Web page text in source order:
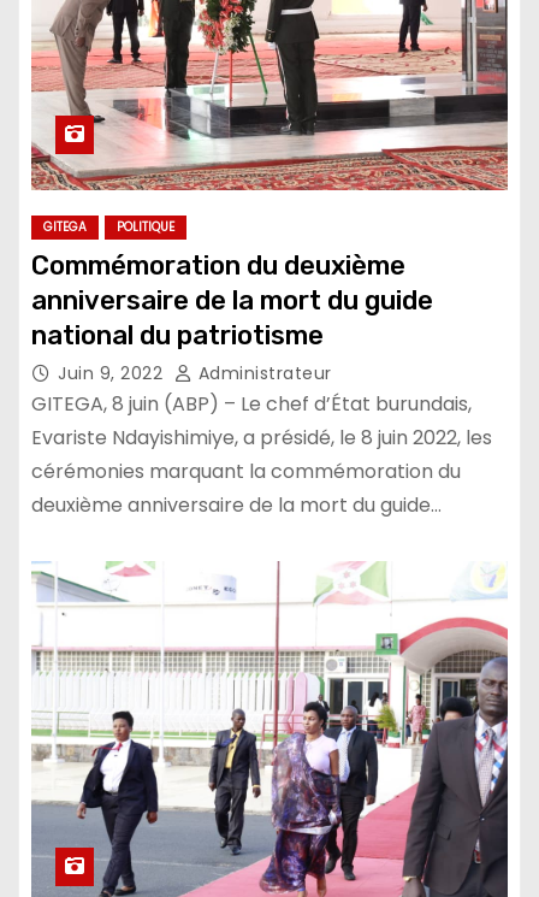
GITEGA POLITIQUE
Commémoration du deuxième
anniversaire de la mort du guide
national du patriotisme
Juin 9, 2022 Administrateur
GITEGA, 8 juin (ABP) – Le chef d’État burundais,
Evariste Ndayishimiye, a présidé, le 8 juin 2022, les
cérémonies marquant la commémoration du
deuxième anniversaire de la mort du guide…